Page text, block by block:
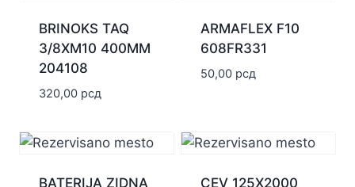
BRINOKS TAQ
3/8XM10 400MM
204108
320,00 рсд
ARMAFLEX F10
608FR331
50,00 рсд
BATERIJA ZIDNA CEV 125X2000